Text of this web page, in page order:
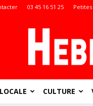
03 45 16 51 25
CULTURE